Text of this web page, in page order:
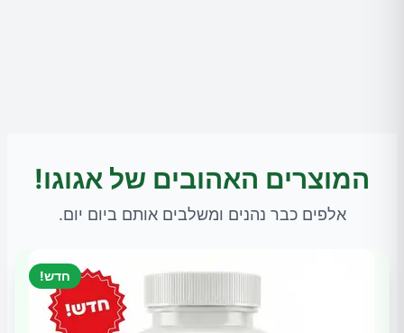
המוצרים האהובים של אגוגו!
אלפים כבר נהנים ומשלבים אותם ביום יום.
חדש!